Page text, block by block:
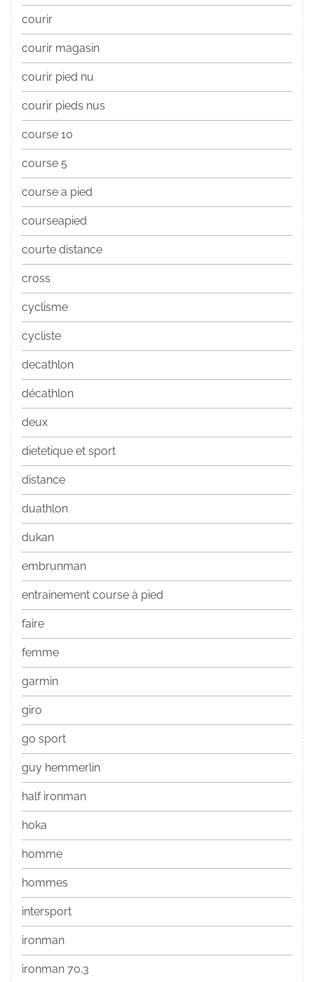
courir
courir magasin
courir pied nu
courir pieds nus
course 10
course 5
course a pied
courseapied
courte distance
cross
cyclisme
cycliste
decathlon
décathlon
deux
dietetique et sport
distance
duathlon
dukan
embrunman
entrainement course à pied
faire
femme
garmin
giro
go sport
guy hemmerlin
half ironman
hoka
homme
hommes
intersport
ironman
ironman 70.3